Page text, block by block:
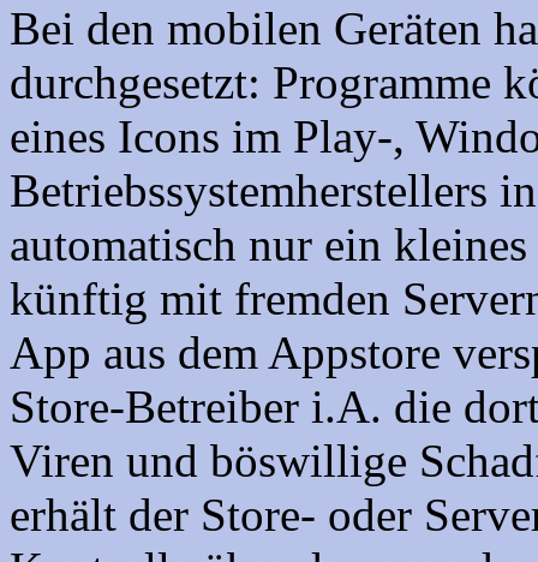
Bei den mobilen Geräten
durchgesetzt: Programme
eines Icons im Play-,
Betriebssystemherstellers
automatisch nur ein
künftig mit fremden
App aus dem Appstore
Store-Betreiber i.A. die
Viren und böswillige
erhält der Store- oder